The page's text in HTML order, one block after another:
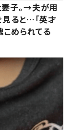
子。→夫が用
ると…「英才
められてる